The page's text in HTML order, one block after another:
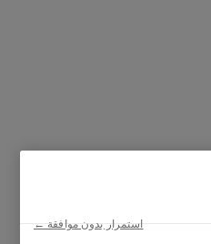
استمرار بدون موافقة ←